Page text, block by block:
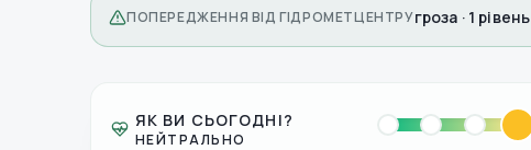
ПОПЕРЕДЖЕННЯ ВІД ГІДРОМЕТЦЕНТРУгроза · 1 рівень
ЯК ВИ СЬОГОДНІ?
НЕЙТРАЛЬНО